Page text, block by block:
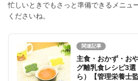
忙しいときでもさっと準備できるメニュ
くださいね。
関連記事
主食・おかず・お
グ離乳食レシピ3
ら）【管理栄養士監